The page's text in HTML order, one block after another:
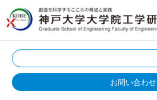
お問い合わせ